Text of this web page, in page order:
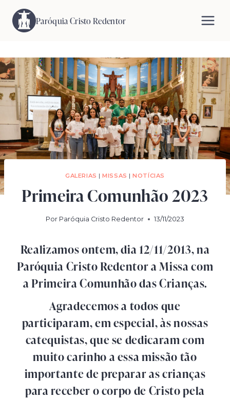
para
Paróquia Cristo Redentor
GALERIAS |MISSAS |NOTÍCIAS
Primeira Comunhão 2023
Por Paróquia Cristo Redentor 13/11/2023
Realizamos ontem, dia 12/11/2013, na
Paróquia Cristo Redentor a Missa com
a Primeira Comunhão das Crianças.
Agradecemos a todos que
participaram, em especial, às nossas
catequistas, que se dedicaram com
muito carinho a essa missão tão
importante de preparar as crianças
para receber o corpo de Cristo pela